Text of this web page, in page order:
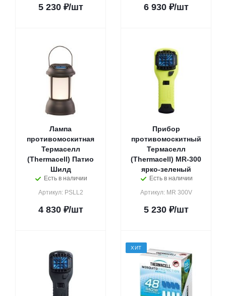
5 230₽/шт 6 930₽/шт
Лампа
противомоскитная
Термаселл
(Thermacell) Патио
Шилд
Есть в наличии
Артикул: PSLL2
4 830₽/шт
Прибор
противомоскитный
Термаселл
(Thermacell) MR-300
ярко-зеленый
Есть в наличии
Артикул: MR 300V
5 230₽/шт
ХИТ